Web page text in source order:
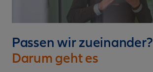
Passen wir zueinander?
Darum geht es